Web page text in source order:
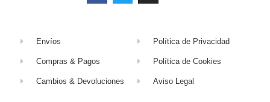
Envíos
Compras & Pagos
Cambios & Devoluciones
Política de Privacidad
Política de Cookies
Aviso Legal